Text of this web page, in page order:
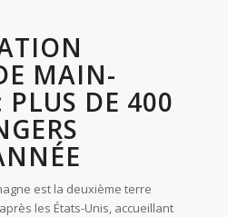
MAIN-
PLUS DE 400
est la deuxième terre
les États-Unis, accueillant